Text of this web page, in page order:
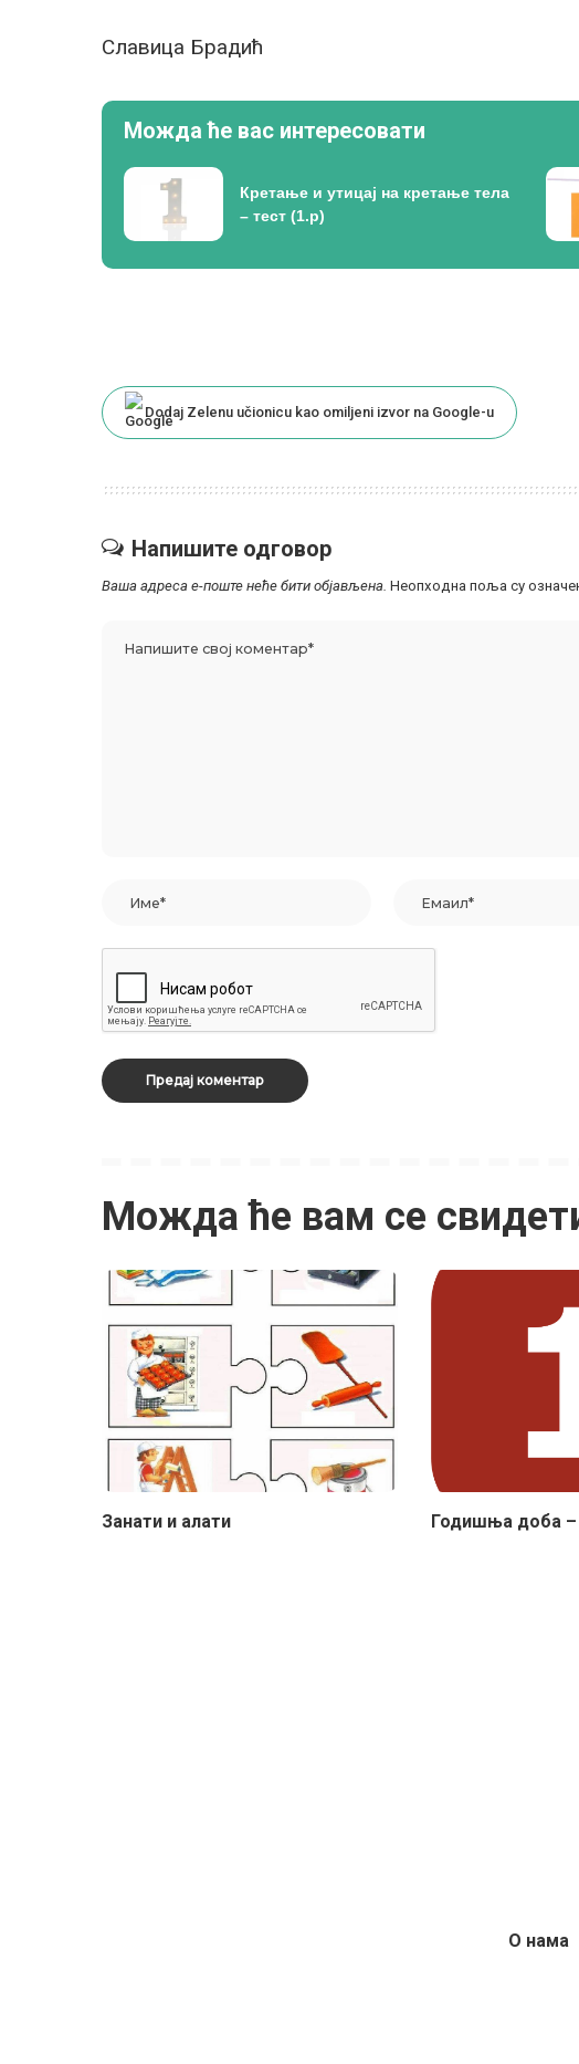
Славица Брадић
Можда ће вас интересовати
Кретање и утицај на кретање тела
– тест (1.р)
Dodaj Zelenu učionicu kao omiljeni izvor na Google-u
Напишите одговор
Ваша адреса е-поште неће бити објављена. Неопходна поља су
Можда ће вам се
Занати и алати Годишња доба –
О нама